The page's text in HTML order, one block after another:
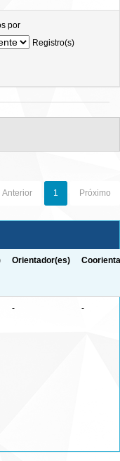
por
Registro(s)
Anterior 1 Próximo
Orientador(es)
- -